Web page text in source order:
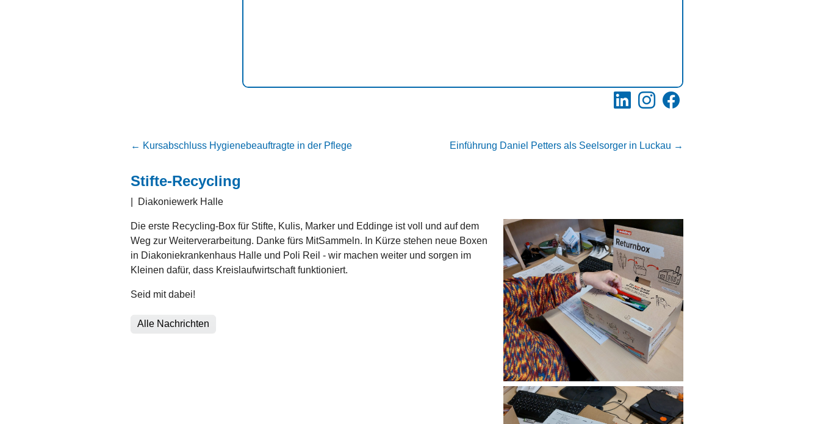
LinkedInInstagramFacebook
← Kursabschluss Hygienebeauftragte in der Pflege Einführung Daniel Petters als Seelsorger in Luckau →
Stifte-Recycling
Diakoniewerk Halle
Die erste Recycling-Box für Stifte, Kulis, Marker und Eddinge ist voll und auf dem
Weg zur Weiterverarbeitung. Danke fürs MitSammeln. In Kürze stehen neue Boxen
in Diakoniekrankenhaus Halle und Poli Reil - wir machen weiter und sorgen im
Kleinen dafür, dass Kreislaufwirtschaft funktioniert.
Seid mit dabei!
Alle Nachrichten